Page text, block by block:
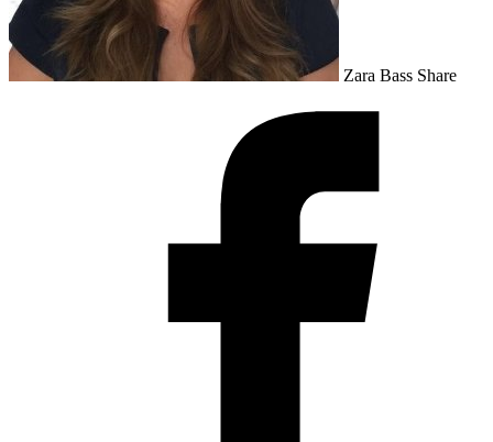
Zara Bass Share